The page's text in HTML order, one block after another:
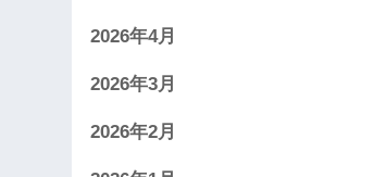
2026年4月
2026年3月
2026年2月